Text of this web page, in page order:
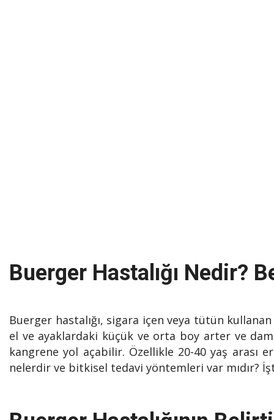
Buerger Hastalığı Nedir?
Buerger hastalığı, sigara içen veya tütün
el ve ayaklardaki küçük ve orta boy arter ve
kangrene yol açabilir. Özellikle 20-40 yaş arası
nelerdir ve bitkisel tedavi yöntemleri var mıdır?